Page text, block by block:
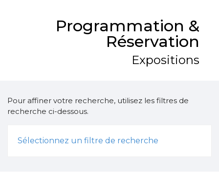
Programmation &
Réservation
Expositions
Pour affiner votre recherche, utilisez les filtres de
recherche ci-dessous.
Sélectionnez un filtre de recherche